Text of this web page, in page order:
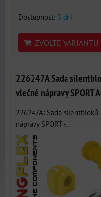
Dostupnost: 3 dni
ZVOLTE VARIANTU
226247A Sada
vlečné nápravy SPORT
226247A: Sada
nápravy SPORT -...